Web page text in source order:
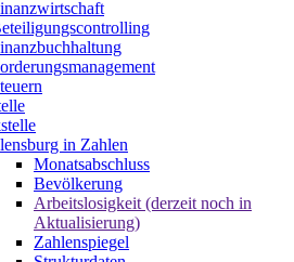
in Zahlen
Monatsabschluss
Bevölkerung
Arbeitslosigkeit (derzeit noch in
Aktualisierung)
Zahlenspiegel